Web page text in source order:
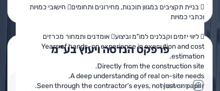
 בניית תקציבים במגוון תוכנות, מחירונים ותחומים חישובי כמויות
וכתבי כמויות
 ליווי יזמים וקבלנים למו"מ וביצוע אומדנים ותמחור מכרזים
Years of hands-on experience in execution and cost
estimation.
Directly from the construction site.
A deep understanding of real on-site needs.
Seen through the contractor’s eyes, not just on paper.
פרטים נוספים בקשה להצעת מחיר
פרפקט הנדסה ויעוץ בע"מ
סוגי עבודות